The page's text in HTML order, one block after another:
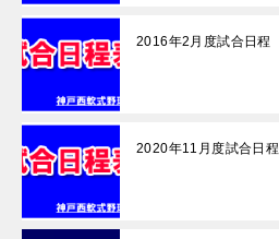
2016年2月度試合日程
2020年11月度試合日程